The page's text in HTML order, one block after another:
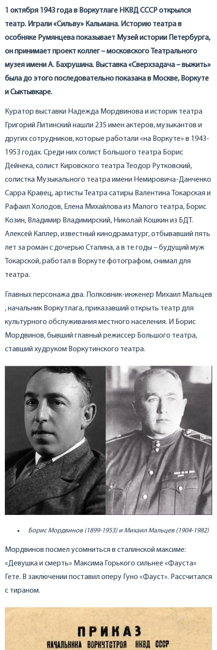
1 октября 1943 года в Воркутлаге НКВД СССР открылся
театр. Играли «Сильву» Кальмана. Историю театра в
особняке Румянцева показывает Музей истории Петербурга,
он принимает проект коллег – московского Театрального
музея имени А. Бахрушина. Выставка «Сверхзадача – выжить»
была до этого последовательно показана в Москве, Воркуте
и Сыктывкаре.
Куратор выставки Надежда Мордвинова и историк театра
Григорий Литинский нашли 235 имен актеров, музыкантов и
других сотрудников, которые работали «на Воркуте» в 1943-
1953 годах. Среди них солист Большого театра Борис
Дейнека, солист Кировского театра Теодор Рутковский,
солистка Музыкального театра имени Немировича-Данченко
Сарра Кравец, артисты Театра сатиры Валентина Токарская и
Рафаил Холодов, Елена Михайлова из Малого театра, Борис
Козин, Владимир Владимирский, Николай Кошкин из БДТ.
Алексей Каплер, известный кинодраматург, отбывавший пять
лет за роман с дочерью Сталина, а в те годы – будущий муж
Токарской, работал в Воркуте фотографом, снимал для
театра.
Главных персонажа два. Полковник-инженер Михаил Мальцев
, начальник Воркутлага, приказавший открыть театр для
культурного обслуживания местного населения. И Борис
Мордвинов, бывший главный режиссер Большого театра,
ставший худруком Воркутинского театра.
Борис Мордвинов (1899-1953) и Михаил Мальцев (1904-1982)
Мордвинов посмел усомниться в сталинской максиме:
«Девушка и смерть» Максима Горького сильнее «Фауста»
Гете. В заключении поставил оперу Гуно «Фауст». Рассчитался
с тираном.